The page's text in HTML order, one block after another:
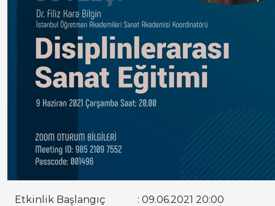
Etkinlik Başlangıç
: 09.06.2021 20:00